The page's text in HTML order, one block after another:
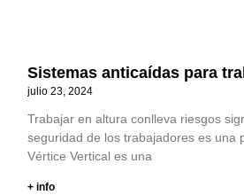
Sistemas anticaídas para
julio 23, 2024
Trabajar en altura conlleva riesgos
seguridad de los trabajadores es una
Vértice Vertical es una
+ info